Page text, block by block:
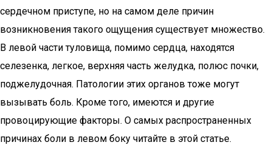
сердечном приступе, но на самом деле причин
возникновения такого ощущения существует множество.
В левой части туловища, помимо сердца, находятся
селезенка, легкое, верхняя часть желудка, полюс почки,
поджелудочная. Патологии этих органов тоже могут
вызывать боль. Кроме того, имеются и другие
провоцирующие факторы. О самых распространенных
причинах боли в левом боку читайте в этой статье.